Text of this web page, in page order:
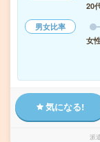
20
男女比率
女
気になる!
派